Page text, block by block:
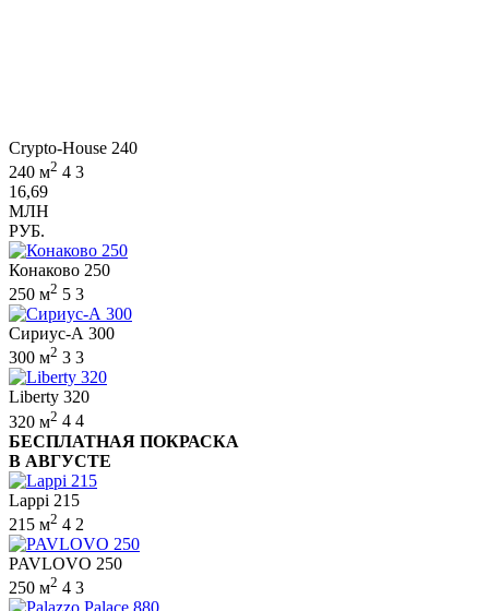
Crypto-House 240
240 м2 4 3
16,69
МЛН
РУБ.
Конаково 250
250 м2 5 3
Сириус-А 300
300 м2 3 3
Liberty 320
320 м2 4 4
БЕСПЛАТНАЯ ПОКРАСКА
В АВГУСТЕ
Lappi 215
215 м2 4 2
PAVLOVO 250
250 м2 4 3